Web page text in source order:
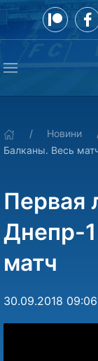
Новини
Балканы. Весь
Первая
Днепр-
матч
30.09.2018 09:06